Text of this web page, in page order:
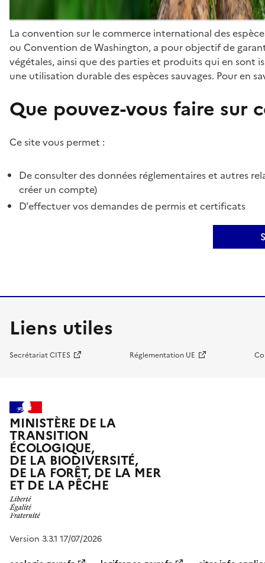
La convention sur le commerce international des
ou Convention de Washington, a pour objectif de
végétales, ainsi que des parties et produits qui en sont
une utilisation durable des espèces sauvages. Pour en
Que pouvez-vous faire sur
Ce site vous permet :
De consulter des données réglementaires et autres
créer un compte)
D'effectuer vos demandes de permis et certificats
Liens utiles
Secrétariat CITES Réglementation UE
MINISTÈRE DE LA
TRANSITION
ÉCOLOGIQUE,
DE LA BIODIVERSITÉ,
DE LA FORÊT, DE LA MER
ET DE LA PÊCHE
Version 3.3.1 17/07/2026